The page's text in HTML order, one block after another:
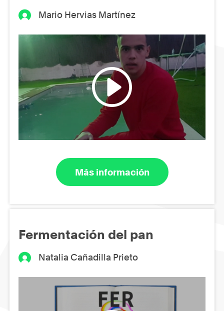
Mario Hervias Martínez
Más información
Fermentación del pan
Natalia Cañadilla Prieto